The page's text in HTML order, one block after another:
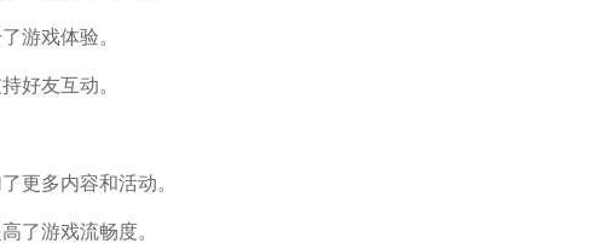
游戏体验。
好友互动。
更多内容和活动。
了游戏流畅度。